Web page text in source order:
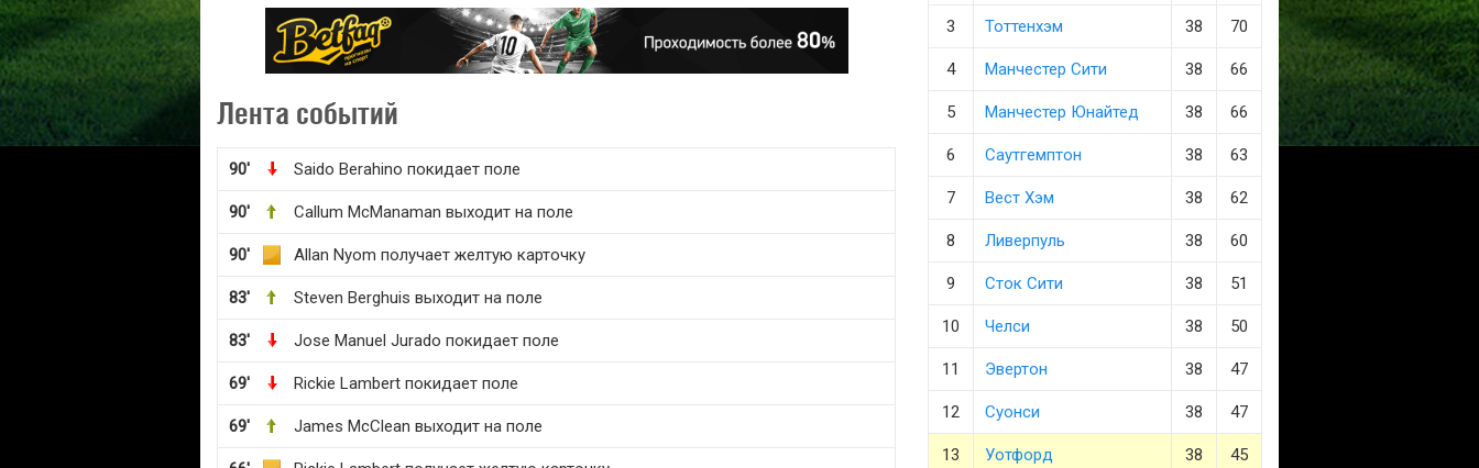
Лента событий
90' Saido Berahino покидает поле
90' Callum McManaman выходит на поле
90' Allan Nyom получает желтую карточку
83' Steven Berghuis выходит на поле
83' Jose Manuel Jurado покидает поле
69' Rickie Lambert покидает поле
69' James McClean выходит на поле
3 Тоттенхэм 38 70
4 Манчестер Сити 38 66
5 Манчестер Юнайтед 38 66
6 Саутгемптон 38 63
7 Вест Хэм 38 62
8 Ливерпуль 38 60
9 Сток Сити 38 51
10 Челси 38 50
11 Эвертон 38 47
12 Суонси 38 47
13 Уотфорд 38 45